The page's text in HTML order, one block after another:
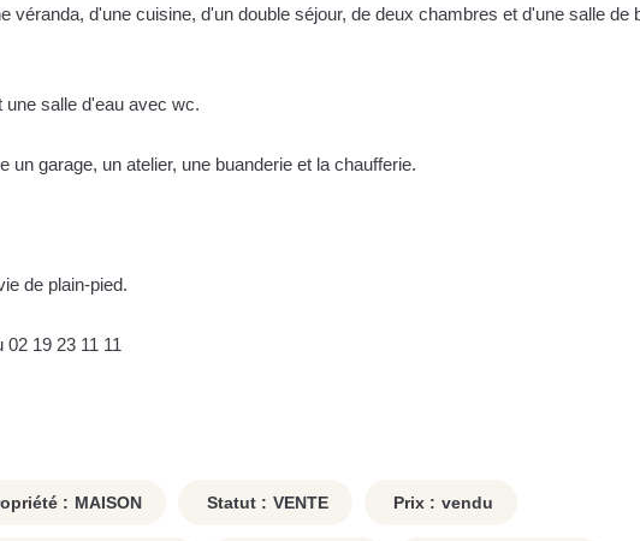
véranda, d'une cuisine, d'un double séjour, de deux chambres et d'une salle de
salle d'eau avec wc.
un garage, un atelier, une buanderie et la chaufferie.
de plain-pied.
19 23 11 11
: MAISON Statut : VENTE Prix : vendu